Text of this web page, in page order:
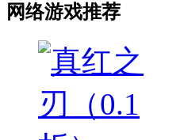
网络游戏推荐